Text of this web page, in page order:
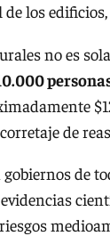
los edificios,
no es
de
gobiernos